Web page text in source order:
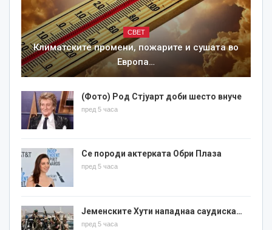
СВЕТ
Климатските промени, пожарите и сушата во
Европа…
(Фото) Род Стјуарт доби шесто внуче
пред 5 часа
Се породи актерката Обри Плаза
пред 5 часа
Јеменските Хути нападнаа саудиска…
пред 5 часа